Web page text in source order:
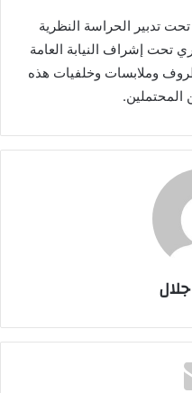
تدبير الحراسة النظرية
تحت إشراف النيابة العامة
وملابسات وخلفيات هذه
المحتملين.